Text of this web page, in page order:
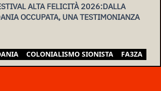
ALTA FELICITÀ 2026:DALLA
OCCUPATA, UNA TESTIMONIANZA
COLONIALISMO SIONISTA FA3ZA